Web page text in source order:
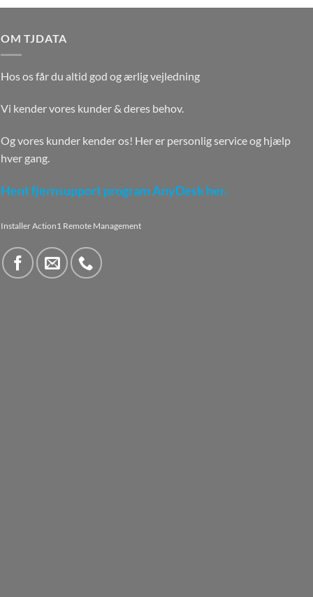
OM TJDATA
Hos os får du altid god og ærlig vejledning
Vi kender vores kunder & deres behov.
Og vores kunder kender os! Her er personlig service og hjælp
hver gang.
Hent fjernsupport program AnyDesk her.
Installer Action1 Remote Management